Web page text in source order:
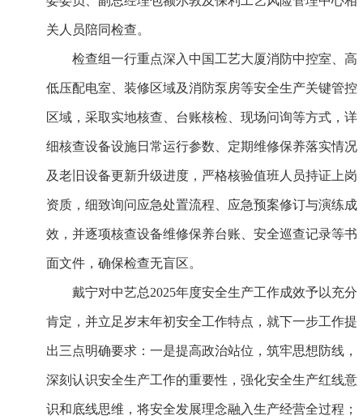
关人员陪同检查。
检查组一行重点深入中国工艺大厦消防中控室、高
低压配电室、装修区域及消防泵房等安全生产关键管控
区域，采取实地核查、台账核检、现场问询等方式，详
细核查设备设施日常运行参数、定期维修保养落实情况
及老旧设备更新升级进度，严格核验值班人员持证上岗
资质，细致询问应急处置流程、应急预案修订与演练成
效，并逐项核查设备维修保养台账、安全巡查记录等书
面文件，确保检查无盲区。
戴宁对中艺总2025年度安全生产工作成效予以充分
肯定，并立足岁末年初安全工作特点，就下一步工作提
出三点明确要求：一是提高政治站位，筑牢思想防线，
深刻认识安全生产工作的重要性，强化安全生产红线意
识和底线思维，将安全发展理念融入生产经营全过程；